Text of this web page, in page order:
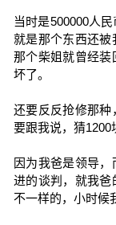
当时是500000人
就是那个东西还被
那个柴姐就曾经
坏了。
还要反反抢修那种
要跟我说，猜1200
因为我爸是领导，
进的谈判，就我爸
不一样的，小时候